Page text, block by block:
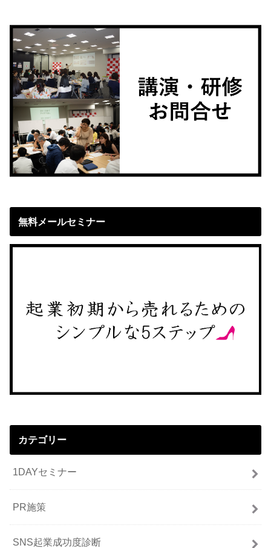
無料メールセミナー
カテゴリー
1DAYセミナー
PR施策
SNS起業成功度診断